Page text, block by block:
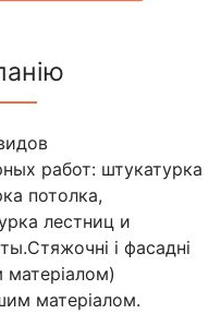
работ: штукатурка
потолка,
лестниц и
і фасадні
матеріалом)
матеріалом.